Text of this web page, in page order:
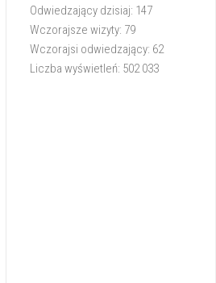
Odwiedzający dzisiaj: 147
Wczorajsze wizyty: 79
Wczorajsi odwiedzający: 62
Liczba wyświetleń: 502 033